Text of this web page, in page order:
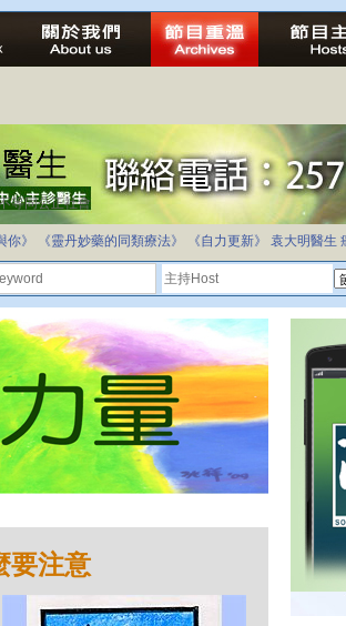
化-推動多元化教育，全民學卷制
你》 《靈丹妙藥的同類療法》 《自力更新》 袁大明醫生
要注意